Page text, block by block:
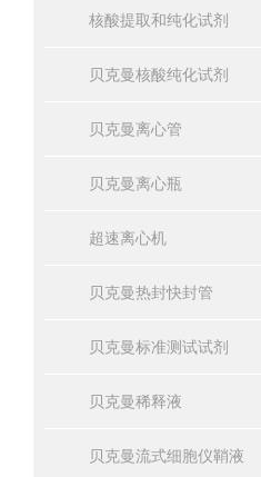
核酸提取和纯化试剂
贝克曼核酸纯化试剂
贝克曼离心管
贝克曼离心瓶
超速离心机
贝克曼热封快封管
贝克曼标准测试试剂
贝克曼稀释液
贝克曼流式细胞仪鞘液